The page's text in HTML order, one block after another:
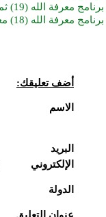
برنامج معرفة الله (19) ثمرات الإيمان بالحي
برنامج معرفة الله (18) معنى اسم الحي
أضف تعليقك:
الاسم
البريد
الإلكتروني
الدولة
عنوان التعليق